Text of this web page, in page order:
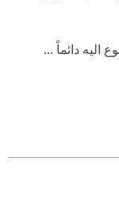
اليه دائماً ...